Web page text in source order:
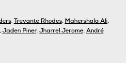
,Trevante Rhodes,Mahershala Ali,
Jaden Piner,Jharrel Jerome,André